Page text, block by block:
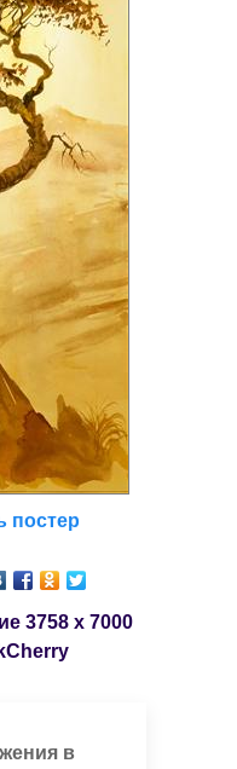
постер
3758 x 7000
в